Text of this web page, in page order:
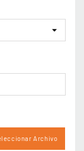
Archivo